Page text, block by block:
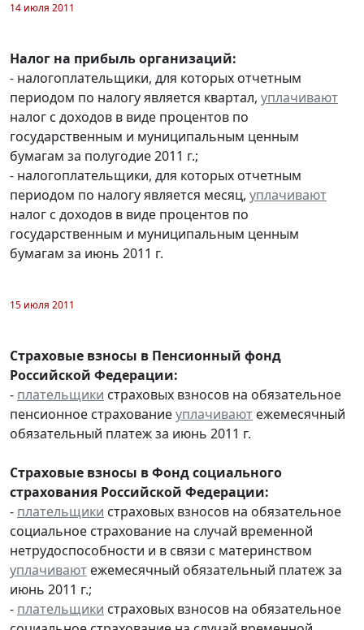
14 июля 2011
Налог на прибыль организаций:
- налогоплательщики, для которых отчетным
периодом по налогу является квартал, уплачивают
налог с доходов в виде процентов по
государственным и муниципальным ценным
бумагам за полугодие 2011 г.;
- налогоплательщики, для которых отчетным
периодом по налогу является месяц, уплачивают
налог с доходов в виде процентов по
государственным и муниципальным ценным
бумагам за июнь 2011 г.
15 июля 2011
Страховые взносы в Пенсионный фонд
Российской Федерации:
- плательщики страховых взносов на обязательное
пенсионное страхованиеуплачивают ежемесячный
обязательный платеж за июнь 2011 г.
Страховые взносы в Фонд социального
страхования Российской Федерации:
- плательщики страховых взносов на обязательное
социальное страхование на случай временной
нетрудоспособности и в связи с материнством
уплачивают ежемесячный обязательный платеж за
июнь 2011 г.;
- плательщики страховых взносов на обязательное